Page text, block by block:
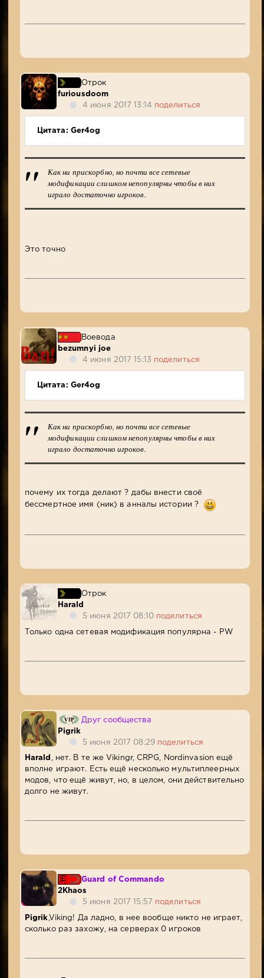
Отрок
furiousdoom
4 июня 2017 13:14 поделиться
Цитата: Ger4og
Как ни прискорбно, но почти все сетевые
модификации слишком непопулярны чтобы в них
играло достаточно игроков.
Это точно
Воевода
bezumnyi joe
4 июня 2017 15:13 поделиться
Цитата: Ger4og
Как ни прискорбно, но почти все сетевые
модификации слишком непопулярны чтобы в них
играло достаточно игроков.
почему их тогда делают ? дабы внести своё
бессмертное имя (ник) в анналы истории ?
Отрок
Harald
5 июня 2017 08:10 поделиться
Только одна сетевая модификация популярна - PW
Друг сообщества
Pigrik
5 июня 2017 08:29 поделиться
Harald , нет. В те же Vikingr, CRPG, Nordinvasion ещё
вполне играют. Есть ещё несколько мультиплеерных
модов, что ещё живут, но, в целом, они действительно
долго не живут.
Guard of Commando
2Khaos
5 июня 2017 15:57
поделиться
Pigrik ,Viking! Да ладно, в нее вообще никто не играет,
сколько раз захожу, на серверах 0 игроков